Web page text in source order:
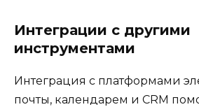
Интеграции с другими
инструментами
Интеграция с платформами
почты, календарем и CRM